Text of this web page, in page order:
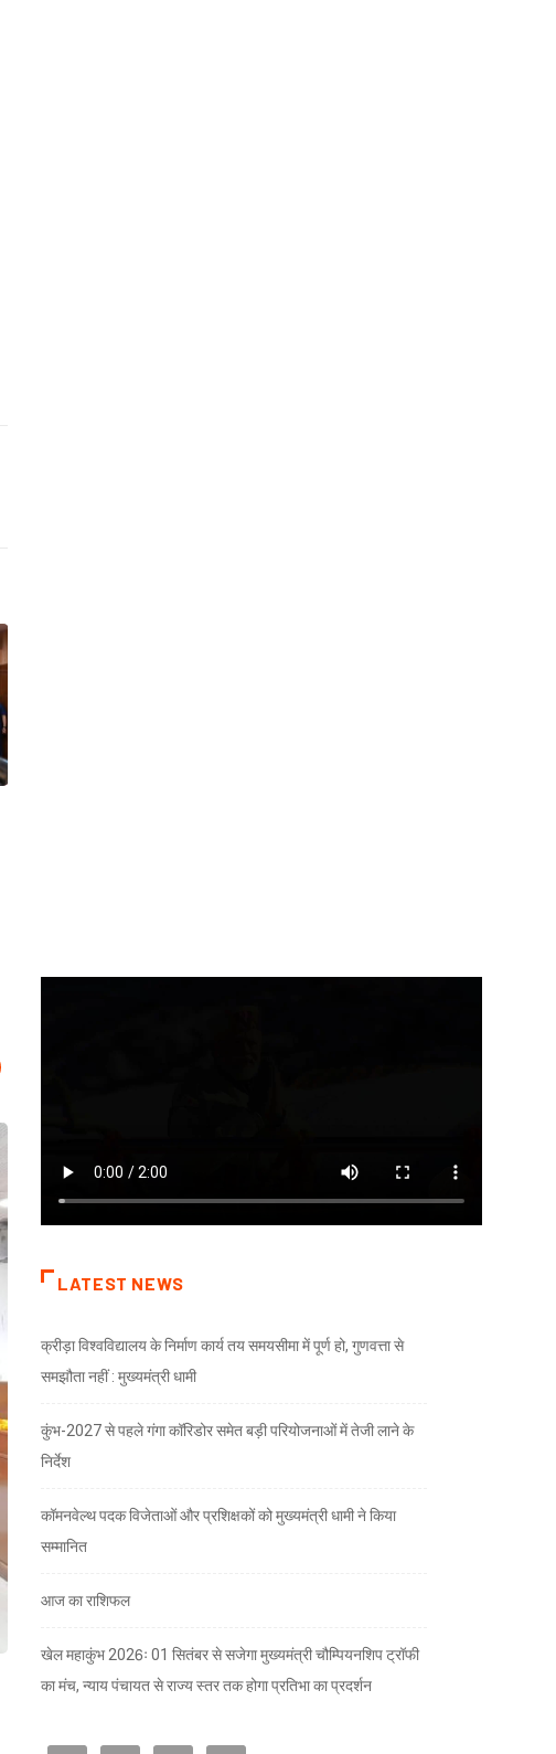
LATEST NEWS
क्रीड़ा विश्वविद्यालय के निर्माण कार्य तय समयसीमा में पूर्ण हो, गुणवत्ता से
समझौता नहीं : मुख्यमंत्री धामी
कुंभ-2027 से पहले गंगा कॉरिडोर समेत बड़ी परियोजनाओं में तेजी लाने के
निर्देश
कॉमनवेल्थ पदक विजेताओं और प्रशिक्षकों को मुख्यमंत्री धामी ने किया
सम्मानित
आज का राशिफल
खेल महाकुंभ 2026ः 01 सितंबर से सजेगा मुख्यमंत्री चौम्पियनशिप ट्रॉफी
का मंच, न्याय पंचायत से राज्य स्तर तक होगा प्रतिभा का प्रदर्शन